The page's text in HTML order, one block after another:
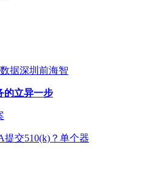
据深圳前海智
的立异一步
交510(k)？单个器